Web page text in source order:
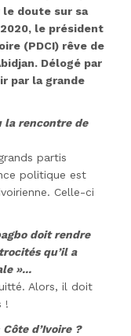
le doute sur sa
le président
(PDCI) rêve de
Délogé par
par la grande
la rencontre de
partis
politique est
Celle-ci
doit rendre
qu’il a
»...
Alors, il doit
!
d’Ivoire ?